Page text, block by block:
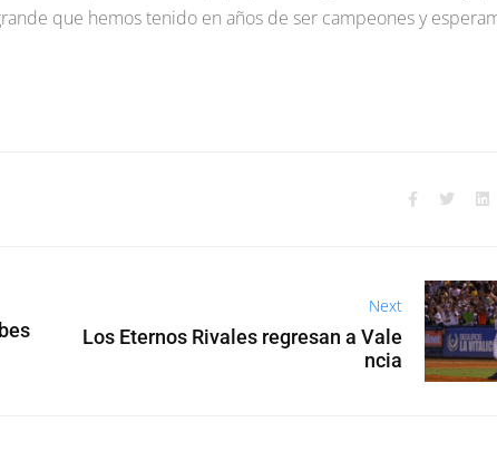
que hemos tenido en años de ser campeones y
Next
Los Eternos Rivales regresan a Vale
ncia